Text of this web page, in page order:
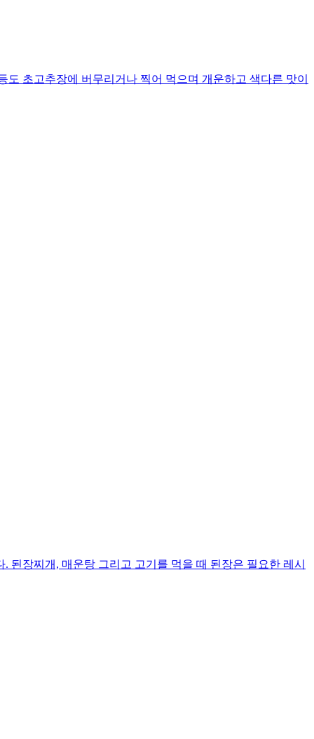
초고추장에 버무리거나 찍어 먹으며 개운하고 색다른 맛이
장찌개, 매운탕 그리고 고기를 먹을 때 된장은 필요한 레시